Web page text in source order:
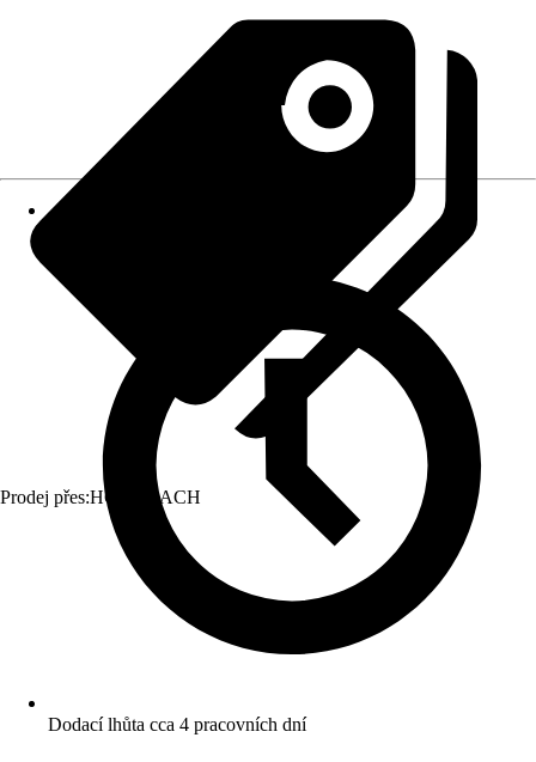
Prodej přes:HORNBACH
Dodací lhůta cca 4 pracovních dní